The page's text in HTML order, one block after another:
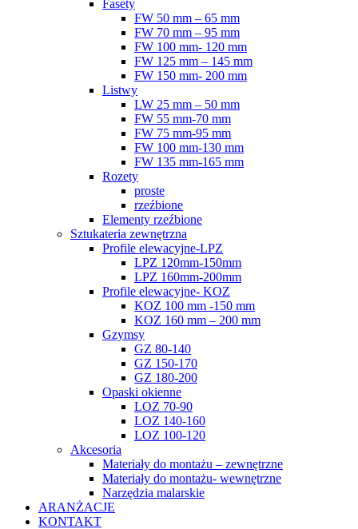
Fasety
FW 50 mm – 65 mm
FW 70 mm – 95 mm
FW 100 mm- 120 mm
FW 125 mm – 145 mm
FW 150 mm- 200 mm
Listwy
LW 25 mm – 50 mm
FW 55 mm-70 mm
FW 75 mm-95 mm
FW 100 mm-130 mm
FW 135 mm-165 mm
Rozety
proste
rzeźbione
Elementy rzeźbione
Sztukateria zewnętrzna
Profile elewacyjne-LPZ
LPZ 120mm-150mm
LPZ 160mm-200mm
Profile elewacyjne- KOZ
KOZ 100 mm -150 mm
KOZ 160 mm – 200 mm
Gzymsy
GZ 80-140
GZ 150-170
GZ 180-200
Opaski okienne
LOZ 70-90
LOZ 140-160
LOZ 100-120
Akcesoria
Materiały do montażu – zewnętrzne
Materiały do montażu- wewnętrzne
Narzędzia malarskie
ARANŻACJE
KONTAKT